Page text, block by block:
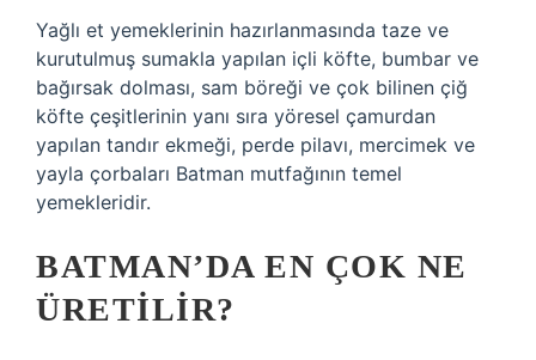
Yağlı et yemeklerinin hazırlanmasında taze ve
kurutulmuş sumakla yapılan içli köfte, bumbar ve
bağırsak dolması, sam böreği ve çok bilinen çiğ
köfte çeşitlerinin yanı sıra yöresel çamurdan
yapılan tandır ekmeği, perde pilavı, mercimek ve
yayla çorbaları Batman mutfağının temel
yemekleridir.
BATMAN’DA EN ÇOK NE
ÜRETILIR?